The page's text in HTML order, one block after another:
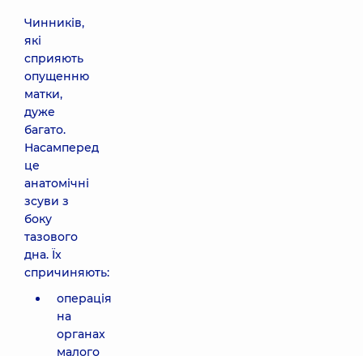
Чинників,
які
сприяють
опущенню
матки,
дуже
багато.
Насамперед
це
анатомічні
зсуви з
боку
тазового
дна. Їх
спричиняють:
операція
на
органах
малого